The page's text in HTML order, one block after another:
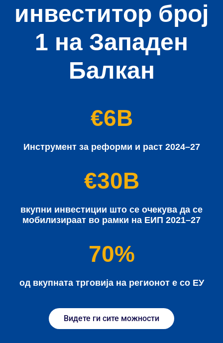
инвеститор број
1 на Западен
Балкан
€6B
Инструмент за реформи и раст 2024–27
€30B
вкупни инвестиции што се очекува да се
мобилизираат во рамки на ЕИП 2021–27
70%
од вкупната трговија на регионот е со ЕУ
Видете ги сите можности